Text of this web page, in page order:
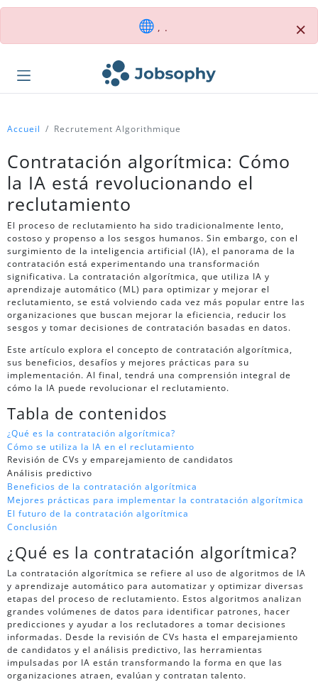
, . ×
Accueil Recrutement Algorithmique
Contratación algorítmica: Cómo
la IA está revolucionando el
reclutamiento
El proceso de reclutamiento ha sido tradicionalmente lento,
costoso y propenso a los sesgos humanos. Sin embargo, con el
surgimiento de la inteligencia artificial (IA), el panorama de la
contratación está experimentando una transformación
significativa. La contratación algorítmica, que utiliza IA y
aprendizaje automático (ML) para optimizar y mejorar el
reclutamiento, se está volviendo cada vez más popular entre las
organizaciones que buscan mejorar la eficiencia, reducir los
sesgos y tomar decisiones de contratación basadas en datos.
Este artículo explora el concepto de contratación algorítmica,
sus beneficios, desafíos y mejores prácticas para su
implementación. Al final, tendrá una comprensión integral de
cómo la IA puede revolucionar el reclutamiento.
Tabla de contenidos
¿Qué es la contratación algorítmica?
Cómo se utiliza la IA en el reclutamiento
Revisión de CVs y emparejamiento de candidatos
Análisis predictivo
Beneficios de la contratación algorítmica
Mejores prácticas para implementar la contratación algorítmica
El futuro de la contratación algorítmica
Conclusión
¿Qué es la contratación algorítmica?
La contratación algorítmica se refiere al uso de algoritmos de IA
y aprendizaje automático para automatizar y optimizar diversas
etapas del proceso de reclutamiento. Estos algoritmos analizan
grandes volúmenes de datos para identificar patrones, hacer
predicciones y ayudar a los reclutadores a tomar decisiones
informadas. Desde la revisión de CVs hasta el emparejamiento
de candidatos y el análisis predictivo, las herramientas
impulsadas por IA están transformando la forma en que las
organizaciones atraen, evalúan y contratan talento.